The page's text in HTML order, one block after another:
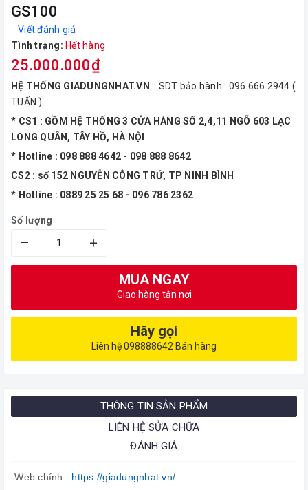
GS100
Viết đánh giá
Tình trạng: Hết hàng
25.000.000₫
HỆ THỐNG GIADUNGNHAT.VN :: SDT bảo hành : 096 666 2944 (
TUẤN )
* CS1 : GỒM HỆ THỐNG 3 CỬA HÀNG SỐ 2,4,11 NGÕ 603 LẠC
LONG QUÂN, TÂY HỒ, HÀ NỘI
* Hotline : 098 888 4642 - 098 888 8642
CS2 : số 152 NGUYỄN CÔNG TRỨ, TP NINH BÌNH
* Hotline : 0889 25 25 68 - 096 786 2362
Số lượng
– +
MUA NGAY
Giao hàng tận nơi
Hãy gọi
Liên hệ 098888642 Bán hàng
THÔNG TIN SẢN PHẨM
LIÊN HỆ SỬA CHỮA
ĐÁNH GIÁ
-Web chính : https://giadungnhat.vn/